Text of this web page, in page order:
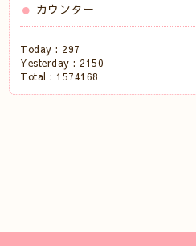
カウンター
Today : 297
Yesterday : 2150
Total : 1574168